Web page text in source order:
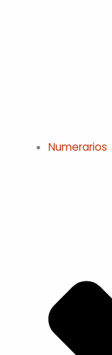
Numerarios